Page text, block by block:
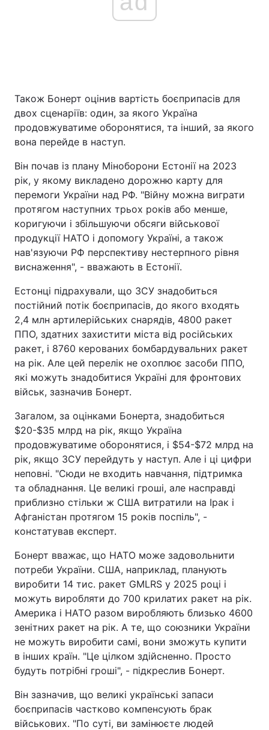
Також Бонерт оцінив вартість боєприпасів для
двох сценаріїв: один, за якого Україна
продовжуватиме оборонятися, та інший, за якого
вона перейде в наступ.
Він почав із плану Міноборони Естонії на 2023
рік, у якому викладено дорожню карту для
перемоги України над РФ. "Війну можна виграти
протягом наступних трьох років або менше,
коригуючи і збільшуючи обсяги військової
продукції НАТО і допомогу Україні, а також
нав'язуючи РФ перспективу нестерпного рівня
виснаження", - вважають в Естонії.
Естонці підрахували, що ЗСУ знадобиться
постійний потік боєприпасів, до якого входять
2,4 млн артилерійських снарядів, 4800 ракет
ППО, здатних захистити міста від російських
ракет, і 8760 керованих бомбардувальних ракет
на рік. Але цей перелік не охоплює засоби ППО,
які можуть знадобитися Україні для фронтових
військ, зазначив Бонерт.
Загалом, за оцінками Бонерта, знадобиться
$20-$35 млрд на рік, якщо Україна
продовжуватиме оборонятися, і $54-$72 млрд на
рік, якщо ЗСУ перейдуть у наступ. Але і ці цифри
неповні. "Сюди не входить навчання, підтримка
та обладнання. Це великі гроші, але насправді
приблизно стільки ж США витратили на Ірак і
Афганістан протягом 15 років поспіль", -
констатував експерт.
Бонерт вважає, що НАТО може задовольнити
потреби України. США, наприклад, планують
виробити 14 тис. ракет GMLRS у 2025 році і
можуть виробляти до 700 крилатих ракет на рік.
Америка і НАТО разом виробляють близько 4600
зенітних ракет на рік. А те, що союзники України
не можуть виробити самі, вони зможуть купити
в інших країн. "Це цілком здійсненно. Просто
будуть потрібні гроші", - підкреслив Бонерт.
Він зазначив, що великі українські запаси
боєприпасів частково компенсують брак
військових. "По суті, ви замінюєте людей